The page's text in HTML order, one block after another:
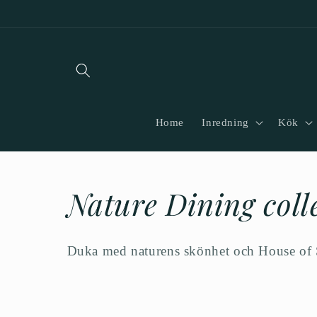
Home Inredning Kök
P
r
Nature Dining
Duka med naturens skönhet och House